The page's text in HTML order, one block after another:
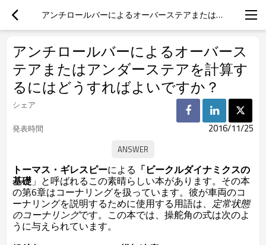
アンチロールバーによるオーバーステアまたはアンダーステアを計算するにはどうすればよいですか？
アンチロールバーによるオーバース
テアまたはアンダーステアを計算す
るにはどうすればよいですか？
シェア
発表時間
2016/11/25
トーマス・ギレスピーによる 「ビークルダイナミクスの
基礎」と呼ばれるこの素晴らしい本があり ます。その本
の第6章はコーナリングを扱っています。彼が車両のコ
ーナリングを説明するために使用する用語は、 定常状態
のコーナリングです。この本では、操舵角の式は次のよ
うに与えられています。